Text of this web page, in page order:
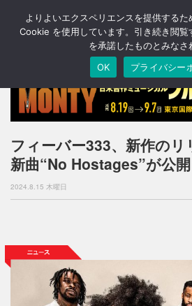
フィーバー333、新作のリ
新曲“No Hostages”が公開
2024.8.15 木曜日
よりよいエクスペリエンスを提供する
Cookie を使用しています。引き続き閲
を承諾したものとみなさ
OK
プライバシー